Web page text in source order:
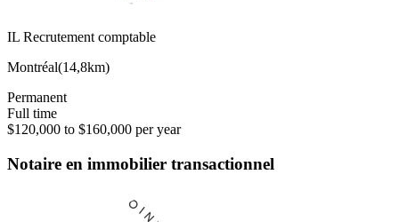
IL Recrutement comptable
Montréal(14,8km)
Permanent
Full time
$120,000 to $160,000 per year
Notaire en immobilier transactionnel